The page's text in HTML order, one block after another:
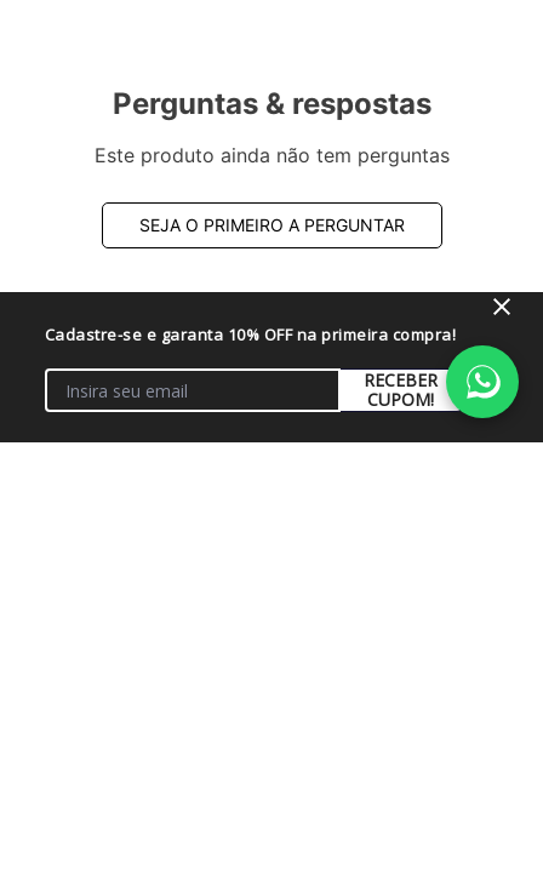
Perguntas & respostas
Este produto ainda não tem perguntas
SEJA O PRIMEIRO A PERGUNTAR
Cadastre-se e garanta 10% OFF na primeira compra!
RECEBER
CUPOM!